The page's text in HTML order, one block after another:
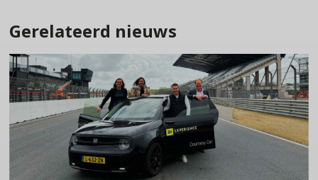
Gerelateerd nieuws